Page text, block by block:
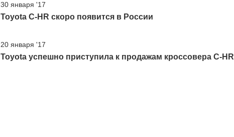
30 января '17
Toyota C-HR скоро появится в России
20 января '17
Toyota успешно приступила к продажам кроссовера C-HR